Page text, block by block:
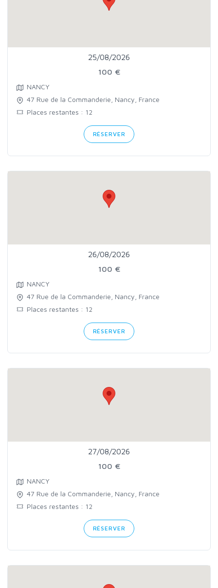
25/08/2026
100 €
NANCY
47 Rue de la Commanderie, Nancy, France
Places restantes : 12
RÉSERVER
26/08/2026
100 €
NANCY
47 Rue de la Commanderie, Nancy, France
Places restantes : 12
RÉSERVER
27/08/2026
100 €
NANCY
47 Rue de la Commanderie, Nancy, France
Places restantes : 12
RÉSERVER